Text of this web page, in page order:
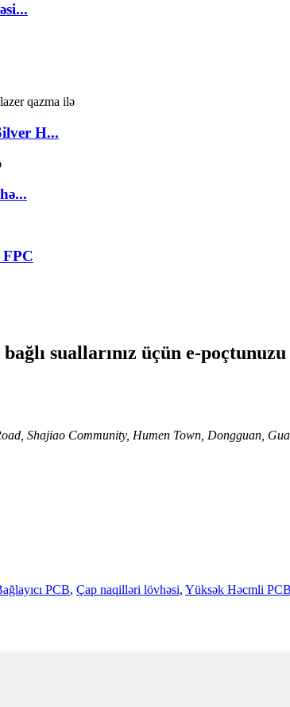
H...
suallarınız üçün e-
Shajiao Community, Humen Town, Dongguan,
PCB, Çap naqilləri lövhəsi, Yüksək Həcmli PCB